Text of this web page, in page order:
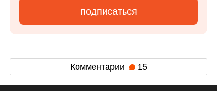
подписаться
Комментарии 15